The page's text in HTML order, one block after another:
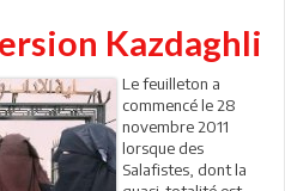
Kazdaghli
Le feuilleton a
commencé le 28
novembre 2011
lorsque des
Salafistes, dont la